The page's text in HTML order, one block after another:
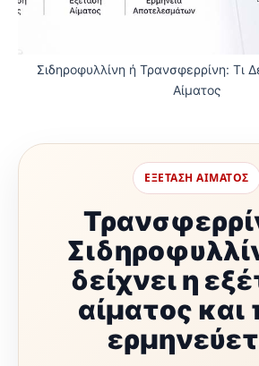
Σιδηροφυλλίνη ή Τρανσφερρίνη: Τι
Αίματος
ΕΞΕΤΑΣΗ ΑΙΜΑΤΟΣ
δείχνει η
αίματος